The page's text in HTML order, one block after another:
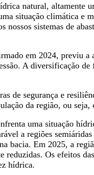
natural, altamente
situação climática e
sistemas de
em 2024, previu
A diversificação
de segurança e
da região, ou seja,
uma situação
a regiões
bacia. Em 2025, a
reduzidas. Os efeitos
hídrica.